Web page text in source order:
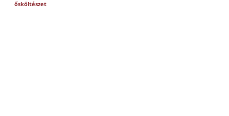
ősköltészet